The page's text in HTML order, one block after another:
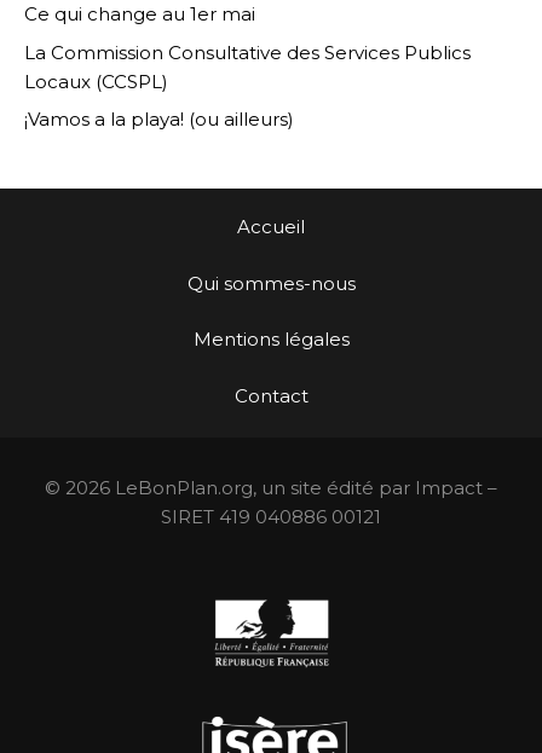
Ce qui change au 1er mai
La Commission Consultative des Services Publics
Locaux (CCSPL)
¡Vamos a la playa! (ou ailleurs)
Accueil
Qui sommes-nous
Mentions légales
Contact
© 2026 LeBonPlan.org, un site édité par Impact –
SIRET 419 040886 00121